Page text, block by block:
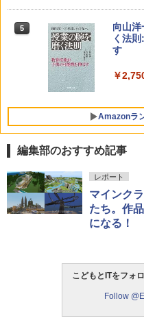
5
向山
く法
す
￥
Amazonラ
1
パイロ
何回も
な・カ
育
【く
版
1
タッチ
1000
￥
やすく
1
メイズ
日本語
スマス
モル
ーム
編集部のおすすめ記事
レポート
マインク
たち。作
になる！
こどもとITをフォ
Follow